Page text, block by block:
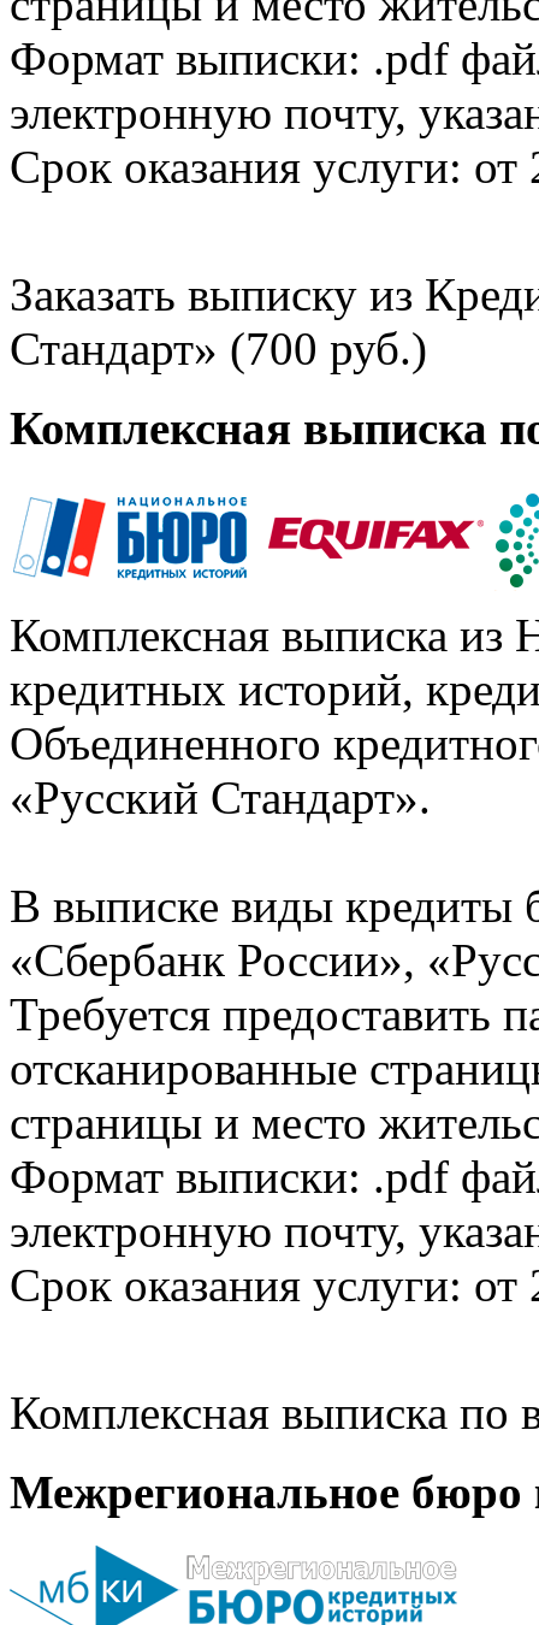
Формат выписки: .pdf
электронную почту,
Срок оказания услуги: от
Заказать выписку из
Стандарт» (700 руб.)
Комплексная выписка
Комплексная выписка из
кредитных историй,
Объединенного
«Русский Стандарт».
В выписке виды кредиты
«Сбербанк России»,
Требуется предоставить
отсканированные
страницы и место
Формат выписки: .pdf
электронную почту,
Срок оказания услуги: от
Комплексная выписка
Межрегиональное бюро